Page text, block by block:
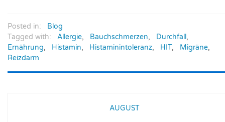
Posted in:
Blog
Tagged with:
Allergie, Bauchschmerzen, Durchfall,
Ernährung, Histamin, Histaminintoleranz, HIT, Migräne,
Reizdarm
AUGUST